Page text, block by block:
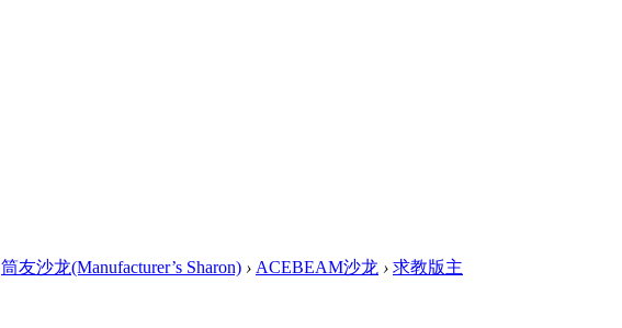
筒友沙龙(Manufacturer’s Sharon) › ACEBEAM沙龙 › 求教版主